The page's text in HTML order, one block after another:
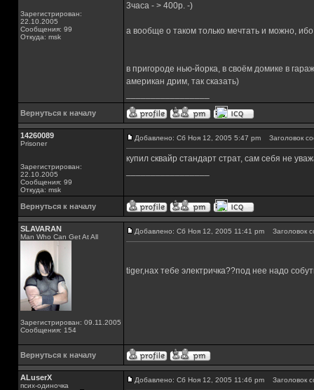
Зарегистрирован:
22.10.2005
Сообщения: 99
Откуда: msk
3часа - > 400р. -)
а вообще о таком только мечтать и можно,
в пригороде нью-йорка, в своём домике в
американ дрим, так сказать)
Вернуться к началу
14260089
Prisoner
Зарегистрирован:
22.10.2005
Сообщения: 99
Откуда: msk
Добавлено: Сб Ноя 12, 2005 5:47 pm Заголовок
купил сквайр стандарт страт, сам себя не
Вернуться к началу
SLAVARAN
Man Who Can Get At All
Зарегистрирован: 09.11.2005
Сообщения: 154
Добавлено: Сб Ноя 12, 2005 11:41 pm Заголовок
tiger,нах тебе электричка??под нее надо
Вернуться к началу
ALuserX
псих-одиночка
Добавлено: Сб Ноя 12, 2005 11:46 pm Заголовок